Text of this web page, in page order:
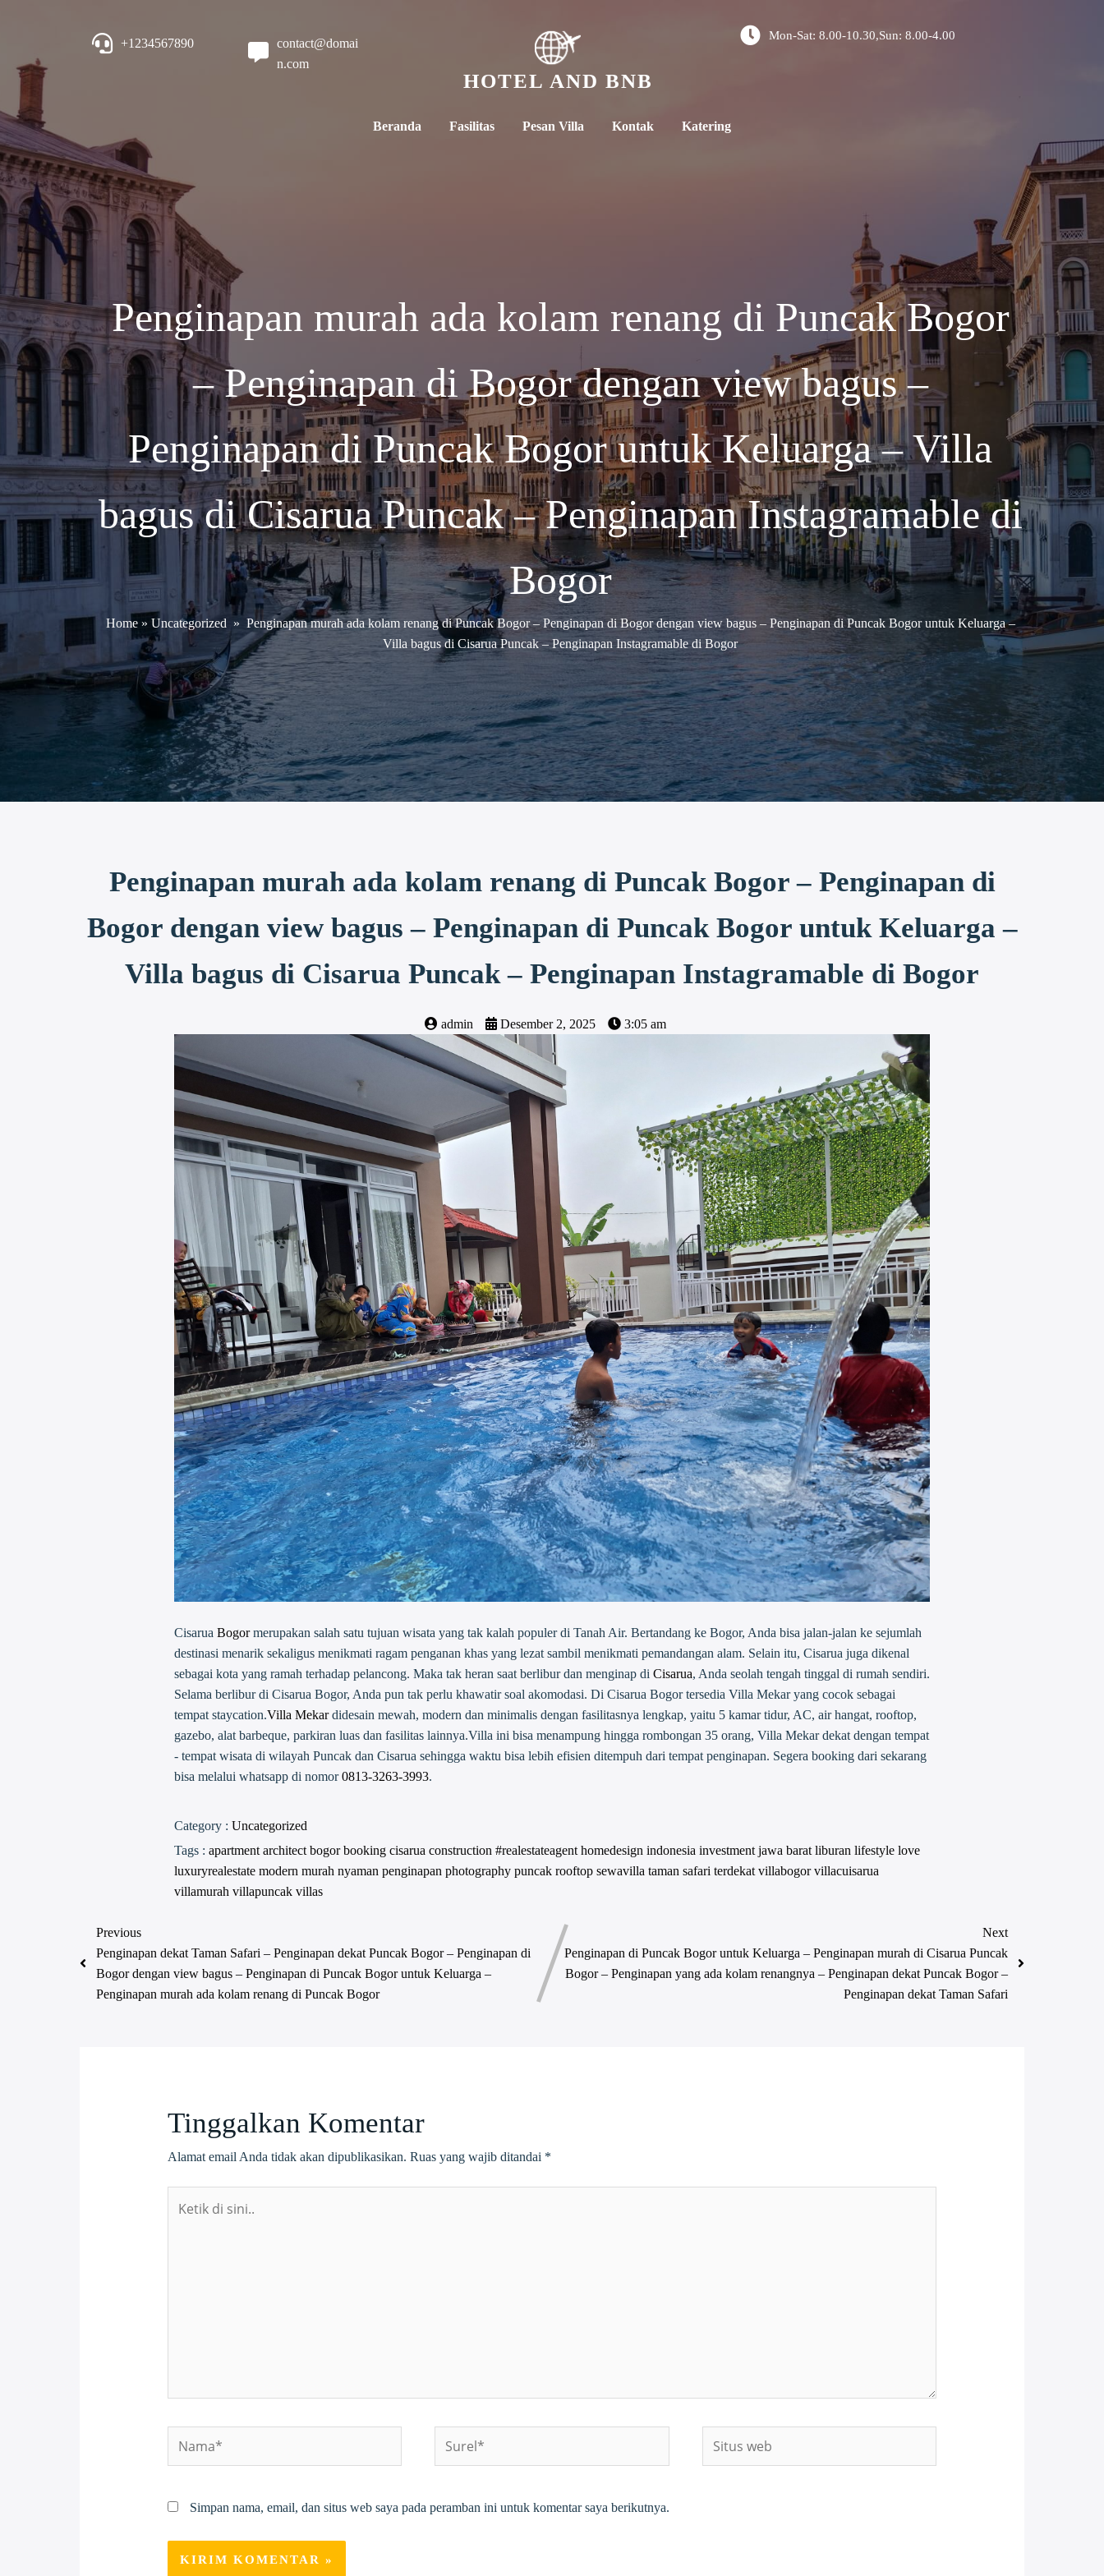
+1234567890
contact@domai
n.com
HOTEL AND BNB
Mon-Sat: 8.00-10.30,Sun: 8.00-4.00
Beranda Fasilitas Pesan Villa Kontak Katering
Penginapan murah ada kolam renang di Puncak Bogor
– Penginapan di Bogor dengan view bagus –
Penginapan di Puncak Bogor untuk Keluarga – Villa
bagus di Cisarua Puncak – Penginapan Instagramable di
Bogor
Home» Uncategorized » Penginapan murah ada kolam renang di Puncak Bogor – Penginapan di Bogor dengan view bagus – Penginapan di Puncak Bogor untuk Keluarga –
Villa bagus di Cisarua Puncak – Penginapan Instagramable di Bogor
Penginapan murah ada kolam renang di Puncak Bogor – Penginapan di
Bogor dengan view bagus – Penginapan di Puncak Bogor untuk Keluarga –
Villa bagus di Cisarua Puncak – Penginapan Instagramable di Bogor
admin Desember 2, 2025 3:05 am
Cisarua Bogormerupakan salah satu tujuan wisata yang tak kalah populer di Tanah Air. Bertandang ke Bogor, Anda bisa jalan-jalan ke sejumlah
destinasi menarik sekaligus menikmati ragam penganan khas yang lezat sambil menikmati pemandangan alam. Selain itu, Cisarua juga dikenal
sebagai kota yang ramah terhadap pelancong. Maka tak heran saat berlibur dan menginap di Cisarua, Anda seolah tengah tinggal di rumah sendiri.
Selama berlibur di Cisarua Bogor, Anda pun tak perlu khawatir soal akomodasi. Di Cisarua Bogor tersedia Villa Mekar yang cocok sebagai
tempat staycation.Villa Mekardidesain mewah, modern dan minimalis dengan fasilitasnya lengkap, yaitu 5 kamar tidur, AC, air hangat, rooftop,
gazebo, alat barbeque, parkiran luas dan fasilitas lainnya.Villa ini bisa menampung hingga rombongan 35 orang, Villa Mekar dekat dengan tempat
- tempat wisata di wilayah Puncak dan Cisarua sehingga waktu bisa lebih efisien ditempuh dari tempat penginapan. Segera booking dari sekarang
bisa melalui whatsapp di nomor0813-3263-3993.
Category : Uncategorized
Tags : apartment architect bogorbooking cisarua construction #realestateagent homedesign indonesia investment jawa barat liburan lifestyle love
luxuryrealestate modern murah nyaman penginapan photography puncak rooftop sewavilla taman safari terdekat villabogorvillacuisarua
villamurah villapuncak villas
Previous
Penginapan dekat Taman Safari – Penginapan dekat Puncak Bogor – Penginapan di
Bogor dengan view bagus – Penginapan di Puncak Bogor untuk Keluarga –
Penginapan murah ada kolam renang di Puncak Bogor
Next
Penginapan di Puncak Bogor untuk Keluarga – Penginapan murah di Cisarua Puncak
Bogor – Penginapan yang ada kolam renangnya – Penginapan dekat Puncak Bogor –
Penginapan dekat Taman Safari
Tinggalkan Komentar
Alamat email Anda tidak akan dipublikasikan. Ruas yang wajib ditandai *
Simpan nama, email, dan situs web saya pada peramban ini untuk komentar saya berikutnya.